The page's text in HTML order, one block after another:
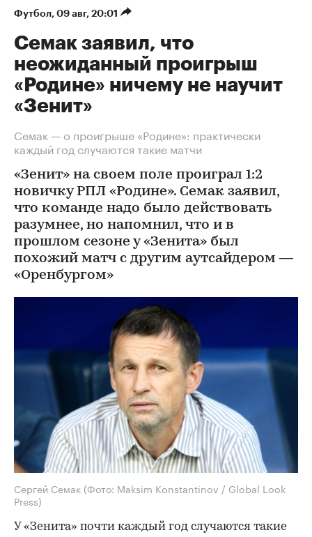
Футбол⁠, 09 авг, 20:01
Семак заявил, что
неожиданный проигрыш
«Родине» ничему не научит
«Зенит»
Семак — о проигрыше «Родине»: практически
каждый год случаются такие матчи
«Зенит» на своем поле проиграл 1:2
новичку РПЛ «Родине». Семак заявил,
что команде надо было действовать
разумнее, но напомнил, что и в
прошлом сезоне у «Зенита» был
похожий матч с другим аутсайдером —
«Оренбургом»
Сергей Семак (Фото: Maksim Konstantinov / Global Look
Press)
У «Зенита» почти каждый год случаются такие